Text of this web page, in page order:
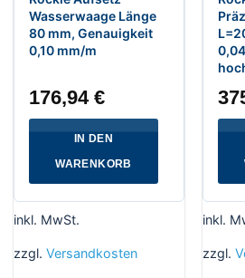
Wasserwaage Länge
80 mm, Genauigkeit
0,10 mm/m
176,94€
IN DEN
WARENKORB
inkl. MwSt.
zzgl. Versandkosten
inkl.
zzgl.